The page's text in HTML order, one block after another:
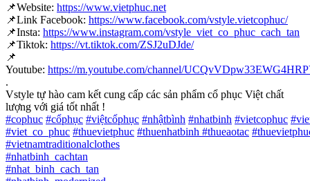
📌Website: https://www.vietphuc.net
📌Link Facebook: https://www.facebook.com/vstyle.vietcophuc/
📌Insta: https://www.instagram.com/vstyle_viet_co_phuc_cach_tan
📌Tiktok: https://vt.tiktok.com/ZSJ2uDJde/
📌
Youtube: https://m.youtube.com/channel/
.
Vstyle tự hào cam kết cung cấp các sản phẩm cổ phục Việt chất
lượng với giá tốt nhất !
#cophuc #cổphục #việtcổphục #nhậtbình #nhatbinh #vietcophuc #
#viet_co_phuc #thuevietphuc #thuenhatbinh #thueaotac #
#vietnamtraditionalclothes
#nhatbinh_cachtan
#nhat_binh_cach_tan